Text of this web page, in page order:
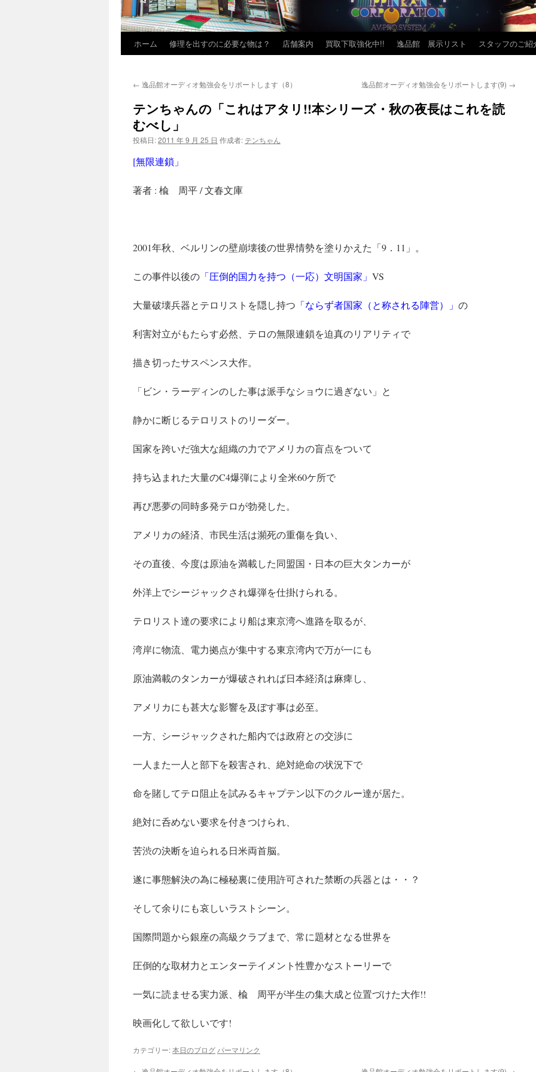
ホーム 修理を出すのに必要な物は？ 店舗案内 買取下取強化中!! 逸品館 展示リスト スタッフのご紹
← 逸品館オーディオ勉強会をリポートします（8） 逸品館オーディオ勉強会をリポートします(9) →
テンちゃんの「これはアタリ!!本シリーズ・秋の夜長はこれを読
むべし」
投稿日:2011 年 9 月 25 日 作成者: テンちゃん
[無限連鎖」
著者 : 楡 周平 / 文春文庫
2001年秋、ベルリンの壁崩壊後の世界情勢を塗りかえた「9．11」。
この事件以後の 「圧倒的国力を持つ（一応）文明国家」 VS
大量破壊兵器とテロリストを隠し持つ 「ならず者国家（と称される陣営）」 の
利害対立がもたらす必然、テロの無限連鎖を迫真のリアリティで
描き切ったサスペンス大作。
「ビン・ラーディンのした事は派手なショウに過ぎない」と
静かに断じるテロリストのリーダー。
国家を跨いだ強大な組織の力でアメリカの盲点をついて
持ち込まれた大量のC4爆弾により全米60ケ所で
再び悪夢の同時多発テロが勃発した。
アメリカの経済、市民生活は瀕死の重傷を負い、
その直後、今度は原油を満載した同盟国・日本の巨大タンカーが
外洋上でシージャックされ爆弾を仕掛けられる。
テロリスト達の要求により船は東京湾へ進路を取るが、
湾岸に物流、電力拠点が集中する東京湾内で万が一にも
原油満載のタンカーが爆破されれば日本経済は麻痺し、
アメリカにも甚大な影響を及ぼす事は必至。
一方、シージャックされた船内では政府との交渉に
一人また一人と部下を殺害され、絶対絶命の状況下で
命を賭してテロ阻止を試みるキャプテン以下のクルー達が居た。
絶対に呑めない要求を付きつけられ、
苦渋の決断を迫られる日米両首脳。
遂に事態解決の為に極秘裏に使用許可された禁断の兵器とは・・？
そして余りにも哀しいラストシーン。
国際問題から銀座の高級クラブまで、常に題材となる世界を
圧倒的な取材力とエンターテイメント性豊かなストーリーで
一気に読ませる実力派、楡 周平が半生の集大成と位置づけた大作!!
映画化して欲しいです!
カテゴリー:本日のブログ パーマリンク